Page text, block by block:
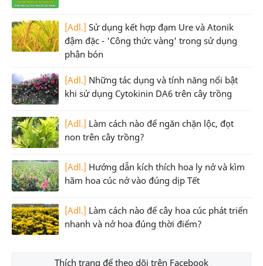
[Adl.] Sử dụng kết hợp đạm Ure và Atonik
đậm đặc - 'Công thức vàng' trong sử dụng
phân bón
[Adl.] Những tác dụng và tính năng nổi bật
khi sử dụng Cytokinin DA6 trên cây trồng
[Adl.] Làm cách nào để ngăn chặn lộc, đọt
non trên cây trồng?
[Adl.] Hướng dẫn kích thích hoa ly nở và kìm
hãm hoa cúc nở vào đúng dịp Tết
[Adl.] Làm cách nào để cây hoa cúc phát triển
nhanh và nở hoa đúng thời điểm?
Thích trang để theo dõi trên Facebook